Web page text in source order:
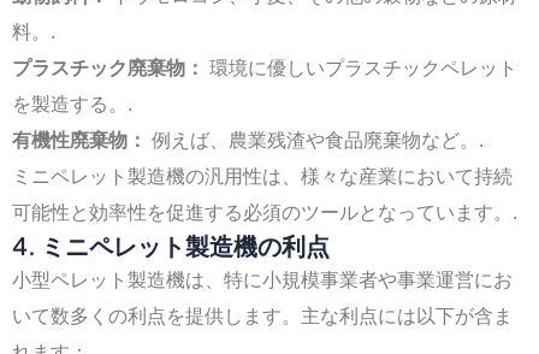
料。.
プラスチック廃棄物： 環境に優しいプラスチックペレット
を製造する。.
有機性廃棄物： 例えば、農業残渣や食品廃棄物など。.
ミニペレット製造機の汎用性は、様々な産業において持続
可能性と効率性を促進する必須のツールとなっています。.
4. ミニペレット製造機の利点
小型ペレット製造機は、特に小規模事業者や事業運営にお
いて数多くの利点を提供します。主な利点には以下が含ま